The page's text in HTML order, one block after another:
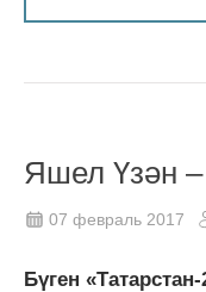
Яшел Үзән –
07 февраль 2017
Бүген